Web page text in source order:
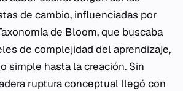
de cambio, influenciadas por
de Bloom, que buscaba
de complejidad del aprendizaje,
simple hasta la creación. Sin
ruptura conceptual llegó con